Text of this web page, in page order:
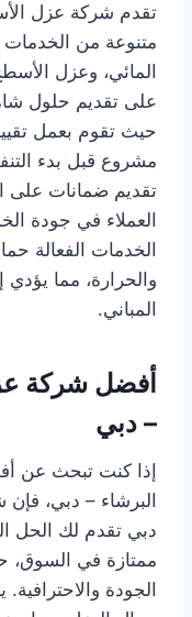
تقدم شركة عزل
متنوعة من الخدمات
المائي، وعزل
على تقديم حلول
حيث تقوم بعمل
مشروع قبل بدء
تقديم ضمانات على
العملاء في جودة
الخدمات الفعالة
والحرارة، مما
المباني.
أفضل شركة
– دبي
إذا كنت تبحث عن
البرشاء – دبي،
دبي تقدم لك الحل
ممتازة في السوق،
الجودة